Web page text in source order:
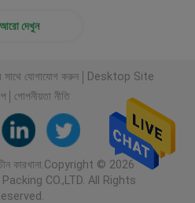
আরো দেখুন
সাথে যোগাযোগ করুন
Desktop Site
গোপনীয়তা নীতি
কারখানা.Copyright © 2026
CO.,LTD. All Rights